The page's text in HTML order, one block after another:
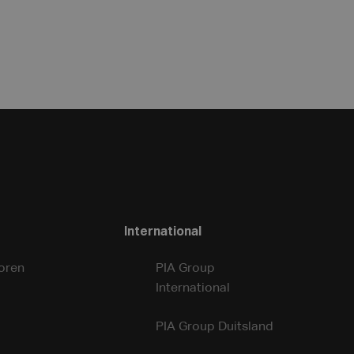
International
PIA Group
International
PIA Group Duitsland